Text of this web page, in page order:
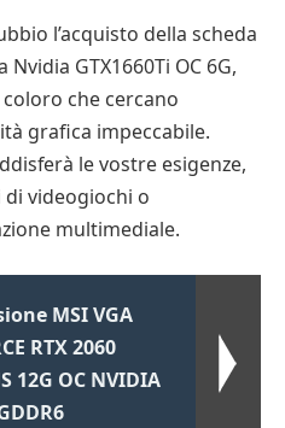
l’acquisto della scheda
GTX1660Ti OC 6G,
coloro che cercano
grafica impeccabile.
le vostre esigenze,
di videogiochi o
multimediale.
MSI VGA
RTX 2060
12G OC NVIDIA